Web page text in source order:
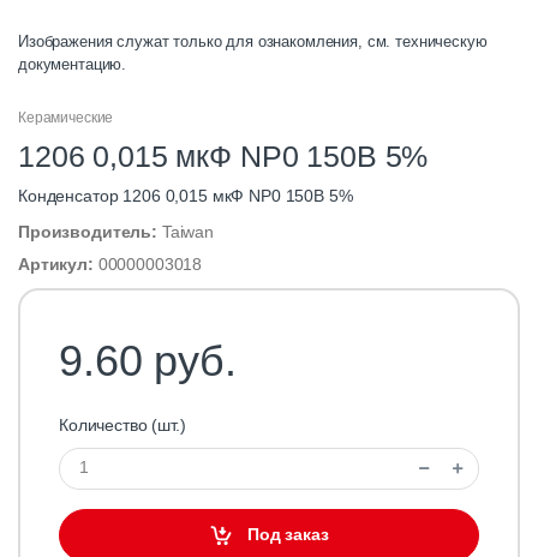
Изображения служат только для ознакомления, см. техническую
документацию.
Керамические
1206 0,015 мкФ NP0 150В 5%
Конденсатор 1206 0,015 мкФ NP0 150В 5%
Производитель: Taiwan
Артикул: 00000003018
9.60 руб.
Количество (шт.)
Под заказ